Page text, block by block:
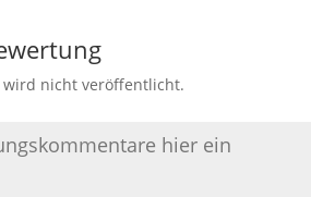
wird nicht veröffentlicht.